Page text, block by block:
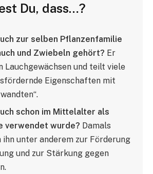
Du, dass…?
zur selben Pflanzenfamilie
und Zwiebeln gehört? Er
Lauchgewächsen und teilt viele
Eigenschaften mit
schon im Mittelalter als
verwendet wurde? Damals
ihn unter anderem zur Förderung
und zur Stärkung gegen